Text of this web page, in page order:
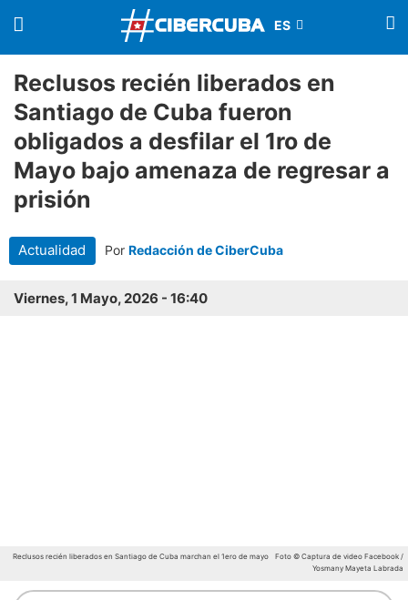
Reclusos recién liberados en
Santiago de Cuba fueron
obligados a desfilar el 1ro de
Mayo bajo amenaza de regresar a
prisión
Actualidad Por Redacción de CiberCuba
Viernes, 1 Mayo, 2026 - 16:40
Reclusos recién liberados en Santiago de Cuba marchan el 1ero de mayo
Foto © Captura de video Facebook /
Yosmany Mayeta Labrada